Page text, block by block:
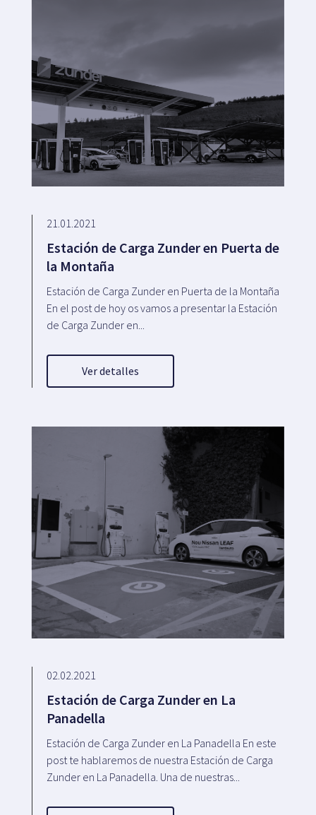
21.01.2021
Estación de Carga Zunder en Puerta de
la Montaña
Estación de Carga Zunder en Puerta de la Montaña
En el post de hoy os vamos a presentar la Estación
de Carga Zunder en...
Ver detalles
02.02.2021
Estación de Carga Zunder en La
Panadella
Estación de Carga Zunder en La Panadella En este
post te hablaremos de nuestra Estación de Carga
Zunder en La Panadella. Una de nuestras...